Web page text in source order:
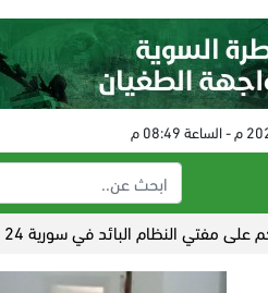
في سورية 24 أغسطس